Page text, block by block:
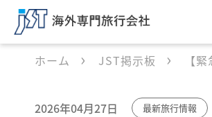
ホーム JST掲示板 【
2026年04月27日 最新旅行情報